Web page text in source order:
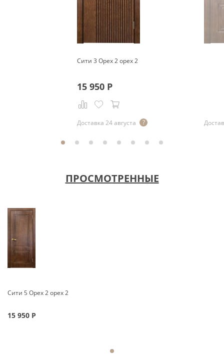
Сити 3 Орех 2 орех 2
15 950 Р
Доставка 24 августа
ПРОСМОТРЕННЫЕ
Сити 5 Орех 2 орех 2
15 950 Р